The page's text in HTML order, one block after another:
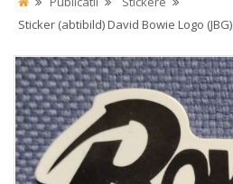
Sticker (abtibild) David Bowie Logo (JBG)